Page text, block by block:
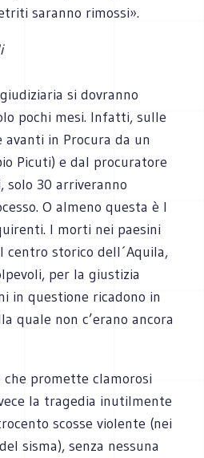
saranno rimossi».
si dovranno
pochi mesi. Infatti, sulle
in Procura da un
Picuti) e dal procuratore
solo 30 arriveranno
O almeno questa è l
I morti nei paesini
centro storico dell´Aquila,
per la giustizia
in questione ricadono in
quale non c’erano ancora
che promette clamorosi
la tragedia inutilmente
scosse violente (nei
sisma), senza nessuna